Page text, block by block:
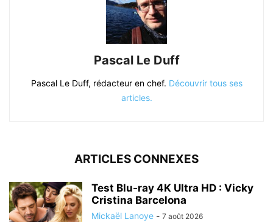
Pascal Le Duff
Pascal Le Duff, rédacteur en chef. Découvrir tous ses
articles.
ARTICLES CONNEXES
Test Blu-ray 4K Ultra HD : Vicky
Cristina Barcelona
Mickaël Lanoye - 7 août 2026